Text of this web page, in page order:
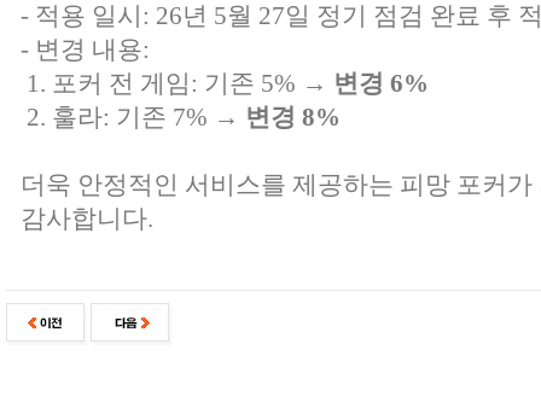
- 적용 일시: 26년 5월 27일 정기 점검 완료 후
- 변경 내용:
1. 포커 전 게임: 기존 5% → 변경 6%
2. 훌라: 기존 7% → 변경 8%
더욱 안정적인 서비스를 제공하는 피망 포커가
감사합니다.